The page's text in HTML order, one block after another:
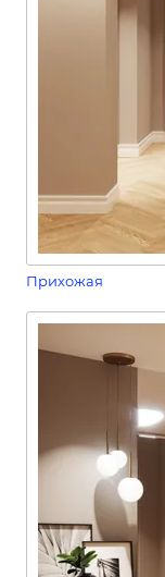
Прихожая